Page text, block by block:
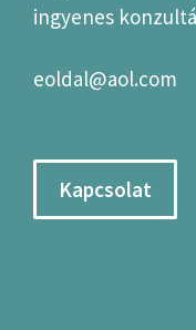
ingyenes
eoldal@aol.com
Kapcsolat